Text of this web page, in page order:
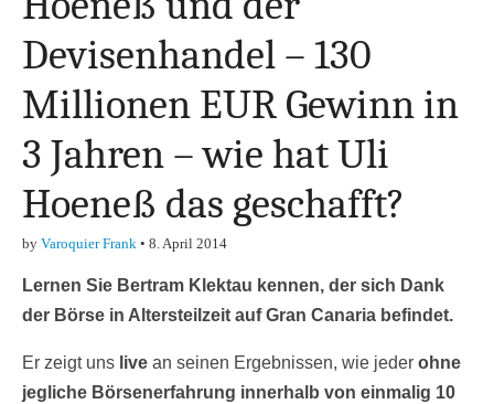
Finanzen,
Marketing-, Vertrieb-
& Investment-Tipps
Devisenhandel – 130
Millionen EUR Gewinn in
3 Jahren – wie hat Uli
Hoeneß das geschafft?
by Varoquier Frank • 8. April 2014
Lernen Sie Bertram Klektau kennen, der sich Dank
der Börse in Altersteilzeit auf Gran Canaria befindet.
Er zeigt uns live an seinen Ergebnissen, wie jeder ohne
jegliche Börsenerfahrung innerhalb von einmalig 10